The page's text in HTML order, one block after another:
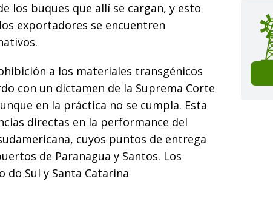
los buques que allí se cargan, y esto
exportadores se encuentren
a los materiales transgénicos
con un dictamen de la Suprema Corte
en la práctica no se cumpla. Esta
directas en la performance del
cuyos puntos de entrega
de Paranagua y Santos. Los
do Sul y Santa Catarina